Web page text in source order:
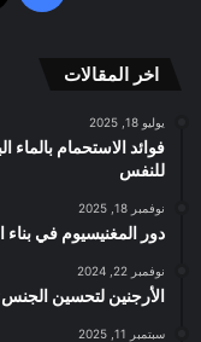
اخر المقالات
يوليو 18, 2025
فوائد الاستحمام
للنفس
نوفمبر 18, 2025
دور المغنيسيوم في بناء
نوفمبر 22, 2024
الأرجنين لتحسين
سبتمبر 11, 2025